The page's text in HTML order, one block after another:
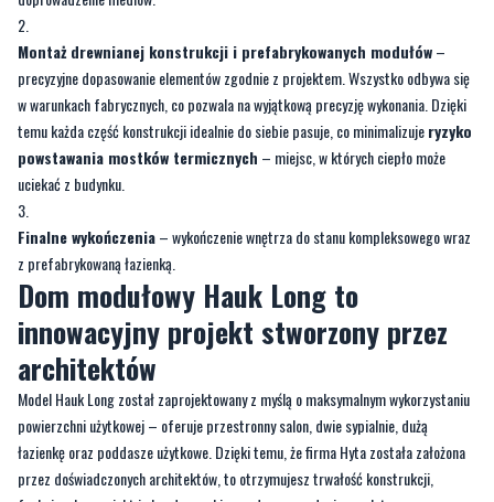
Montaż drewnianej konstrukcji i prefabrykowanych modułów–
precyzyjne dopasowanie elementów zgodnie z projektem. Wszystko odbywa się
w warunkach fabrycznych, co pozwala na wyjątkową precyzję wykonania. Dzięki
temu każda część konstrukcji idealnie do siebie pasuje, co minimalizujeryzyko
powstawania mostków termicznych – miejsc, w których ciepło może
uciekać z budynku.
Finalne wykończenia– wykończenie wnętrza do stanu kompleksowego wraz
z prefabrykowaną łazienką.
Dom modułowy Hauk Long to
innowacyjny projekt stworzony przez
architektów
Model Hauk Long został zaprojektowany z myślą o maksymalnym wykorzystaniu
powierzchni użytkowej – oferuje przestronny salon, dwie sypialnie, dużą
łazienkę oraz poddasze użytkowe. Dzięki temu, że firma Hyta została założona
przez doświadczonych architektów, to otrzymujesz trwałość konstrukcji,